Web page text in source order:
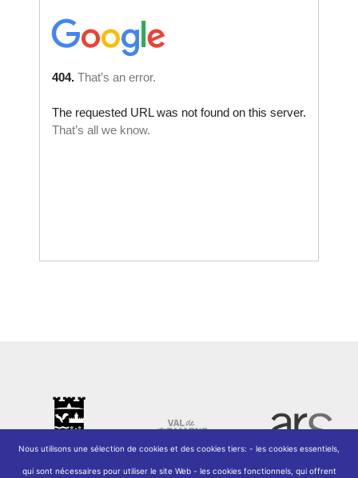
Nous utilisons une sélection de cookies et des cookies tiers: - les cookies essentiels,
qui sont nécessaires pour utiliser le site Web - les cookies fonctionnels, qui offrent